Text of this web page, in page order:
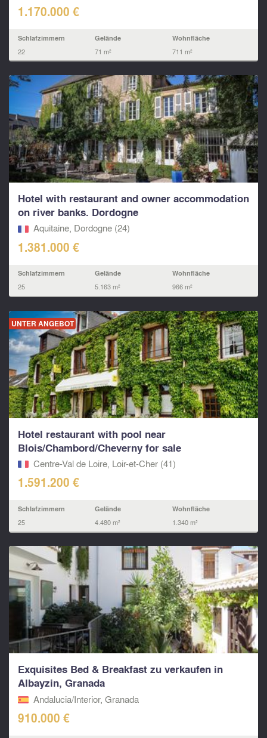
1.170.000 €
Schlafzimmern
22
Gelände
71 m²
Wohnfläche
711 m²
Hotel with restaurant and owner accommodation
on river banks. Dordogne
Aquitaine, Dordogne (24)
1.381.000 €
Schlafzimmern
25
Gelände
5.163 m²
Wohnfläche
966 m²
UNTER ANGEBOT
Hotel restaurant with pool near
Blois/Chambord/Cheverny for sale
Centre-Val de Loire, Loir-et-Cher (41)
1.591.200 €
Schlafzimmern
25
Gelände
4.480 m²
Wohnfläche
1.340 m²
Exquisites Bed & Breakfast zu verkaufen in
Albayzin, Granada
Andalucia/Interior, Granada
910.000 €